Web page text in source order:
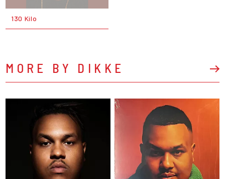
130 Kilo
MORE BY DIKKE